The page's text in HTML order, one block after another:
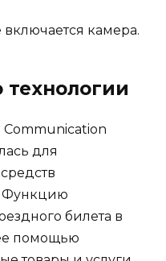
камера.
технологии
Communication
для
Функцию
билета в
помощью